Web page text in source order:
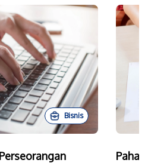
Bisnis